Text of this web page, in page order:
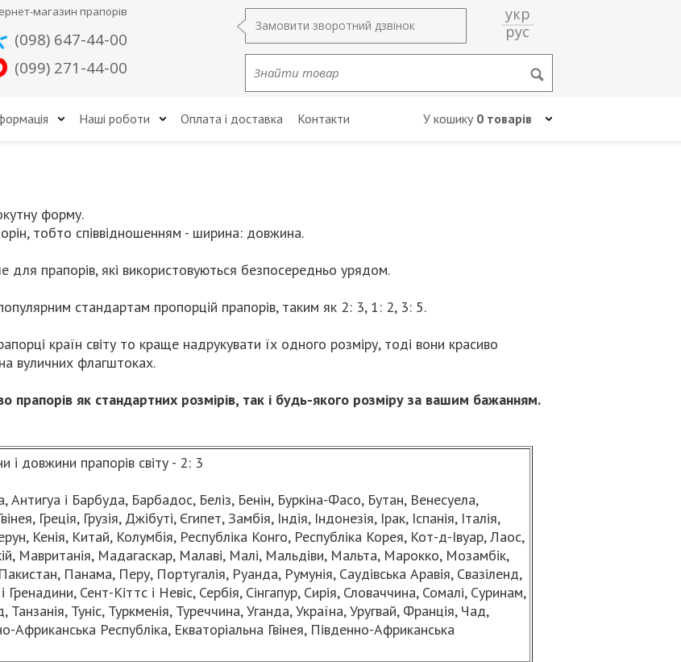
магазин прапорів
(098) 647-44-00
(099) 271-44-00
Замовити зворотний дзвінок
укр
рус
Наші роботи Оплата і доставка Контакти У кошику 0 товарів
форму.
тобто співвідношенням - ширина: довжина.
для прапорів, які використовуються безпосередньо урядом.
стандартам пропорцій прапорів, таким як 2: 3, 1: 2, 3: 5.
країн світу то краще надрукувати їх одного розміру, тоді вони красиво
вуличних флагштоках.
як стандартних розмірів, так і будь-якого розміру за вашим бажанням.
і довжини прапорів світу - 2: 3
Антигуа і Барбуда, Барбадос, Беліз, Бенін, Буркіна-Фасо, Бутан, Венесуела,
Греція, Грузія, Джібуті, Єгипет, Замбія, Індія, Індонезія, Ірак, Іспанія, Італія,
Кенія, Китай, Колумбія, Республіка Конго, Республіка Корея, Кот-д-Івуар, Лаос,
Мавританія, Мадагаскар, Малаві, Малі, Мальдіви, Мальта, Марокко, Мозамбік,
Панама, Перу, Португалія, Руанда, Румунія, Саудівська Аравія, Свазіленд,
Гренадини, Сент-Кіттс і Невіс, Сербія, Сінгапур, Сирія, Словаччина, Сомалі, Суринам,
Туніс, Туркменія, Туреччина, Уганда, Україна, Уругвай, Франція, Чад,
Африканська Республіка, Екваторіальна Гвінея, Південно-Африканська